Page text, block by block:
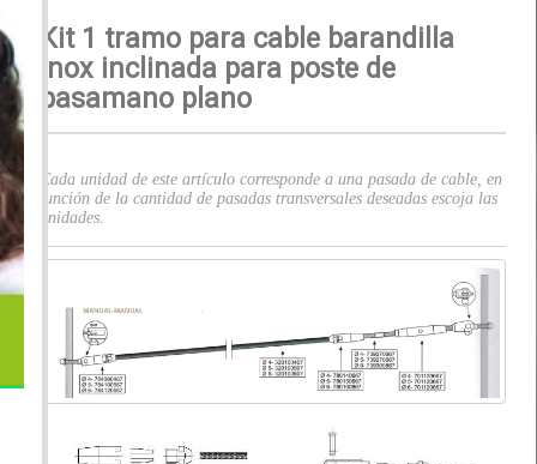
Kit 1 tramo para cable barandilla
inox inclinada para poste de
pasamano plano
Cada unidad de este artículo corresponde a una pasada de cable, en
función de la cantidad de pasadas transversales deseadas escoja las
unidades.